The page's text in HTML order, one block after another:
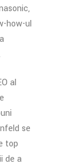
how-ul
al
se
top
de a